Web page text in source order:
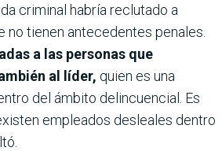
criminal habría reclutado a
no tienen antecedentes penales.
a las personas que
al líder, quien es una
del ámbito delincuencial. Es
empleados desleales dentro